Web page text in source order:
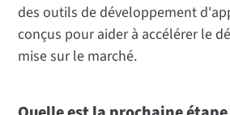
des outils de développement
conçus pour aider à accélérer le
mise sur le marché.